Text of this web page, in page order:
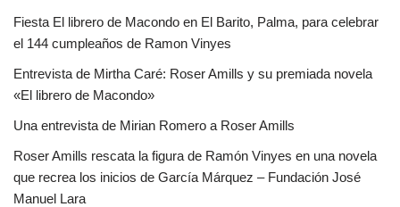
Fiesta El librero de Macondo en El Barito, Palma, para celebrar
el 144 cumpleaños de Ramon Vinyes
Entrevista de Mirtha Caré: Roser Amills y su premiada novela
«El librero de Macondo»
Una entrevista de Mirian Romero a Roser Amills
Roser Amills rescata la figura de Ramón Vinyes en una novela
que recrea los inicios de García Márquez – Fundación José
Manuel Lara